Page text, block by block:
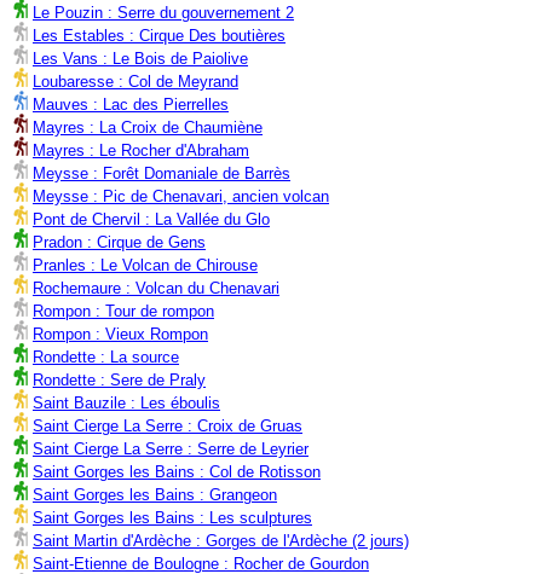
Le Pouzin : Serre du gouvernement 2
Les Estables : Cirque Des boutières
Les Vans : Le Bois de Paiolive
Loubaresse : Col de Meyrand
Mauves : Lac des Pierrelles
Mayres : La Croix de Chaumiène
Mayres : Le Rocher d'Abraham
Meysse : Forêt Domaniale de Barrès
Meysse : Pic de Chenavari, ancien volcan
Pont de Chervil : La Vallée du Glo
Pradon : Cirque de Gens
Pranles : Le Volcan de Chirouse
Rochemaure : Volcan du Chenavari
Rompon : Tour de rompon
Rompon : Vieux Rompon
Rondette : La source
Rondette : Sere de Praly
Saint Bauzile : Les éboulis
Saint Cierge La Serre : Croix de Gruas
Saint Cierge La Serre : Serre de Leyrier
Saint Gorges les Bains : Col de Rotisson
Saint Gorges les Bains : Grangeon
Saint Gorges les Bains : Les sculptures
Saint Martin d'Ardèche : Gorges de l'Ardèche (2 jours)
Saint-Etienne de Boulogne : Rocher de Gourdon